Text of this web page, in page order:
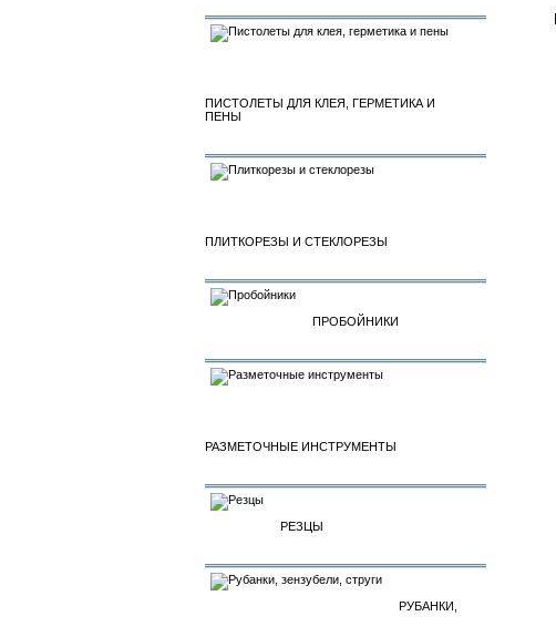
ПИСТОЛЕТЫ ДЛЯ КЛЕЯ, ГЕРМЕТИКА И
ПЕНЫ
ПЛИТКОРЕЗЫ И СТЕКЛОРЕЗЫ
ПРОБОЙНИКИ
РАЗМЕТОЧНЫЕ ИНСТРУМЕНТЫ
РЕЗЦЫ
РУБАНКИ,